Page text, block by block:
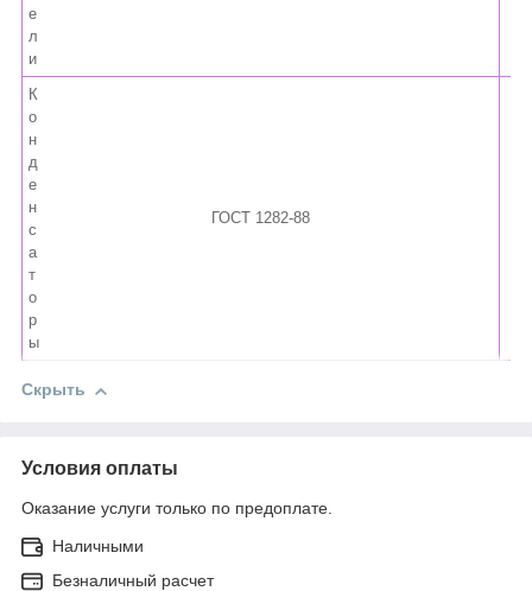
е
л
и
К
о
н
д
е
н
с
а
т
о
р
ы
ГОСТ 1282-88
Скрыть
Условия оплаты
Оказание услуги только по предоплате.
Наличными
Безналичный расчет